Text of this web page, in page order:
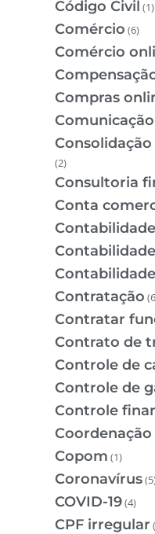
Código Civil (1)
Comércio (6)
Comércio
Compras
Comunicação
(2)
Consultoria
Conta
Contabilidade
Contratação
Contratar
Contrato de
Controle de
Controle de
Controle
Coordenação
Copom (1)
Coronavírus
COVID-19(4)
CPF irregular